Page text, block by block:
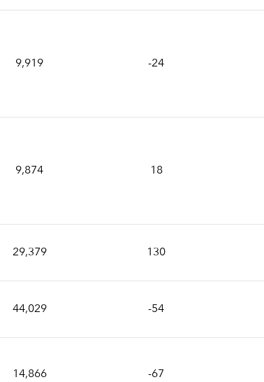
9,919 -24
9,874 18
29,379 130
44,029 -54
14,866 -67